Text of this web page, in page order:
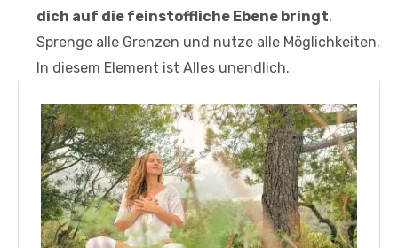
dich auf die feinstoffliche Ebene bringt.
Sprenge alle Grenzen und nutze alle Möglichkeiten.
In diesem Element ist Alles unendlich.